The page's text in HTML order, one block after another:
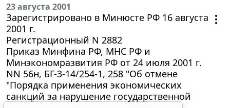
23 августа 2001
Зарегистрировано в Минюсте РФ 16 августа
2001 г.
Регистрационный N 2882
Приказ Минфина РФ, МНС РФ и
Минэкономразвития РФ от 24 июля 2001 г.
NN 56н, БГ-3-14/254-1, 258 "Об отмене
"Порядка применения экономических
санкций за нарушение государственной